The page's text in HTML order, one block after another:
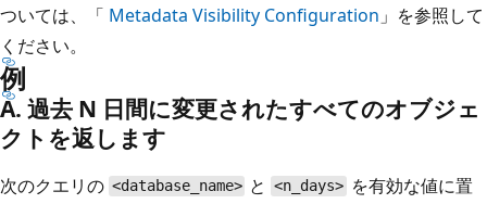
ついては、「 Metadata Visibility Configuration 」を参照して
ください。
例
A. 過去 N 日間に変更されたすべてのオブジェ
クトを返します
次のクエリの <database_name> と <n_days> を有効な値に置